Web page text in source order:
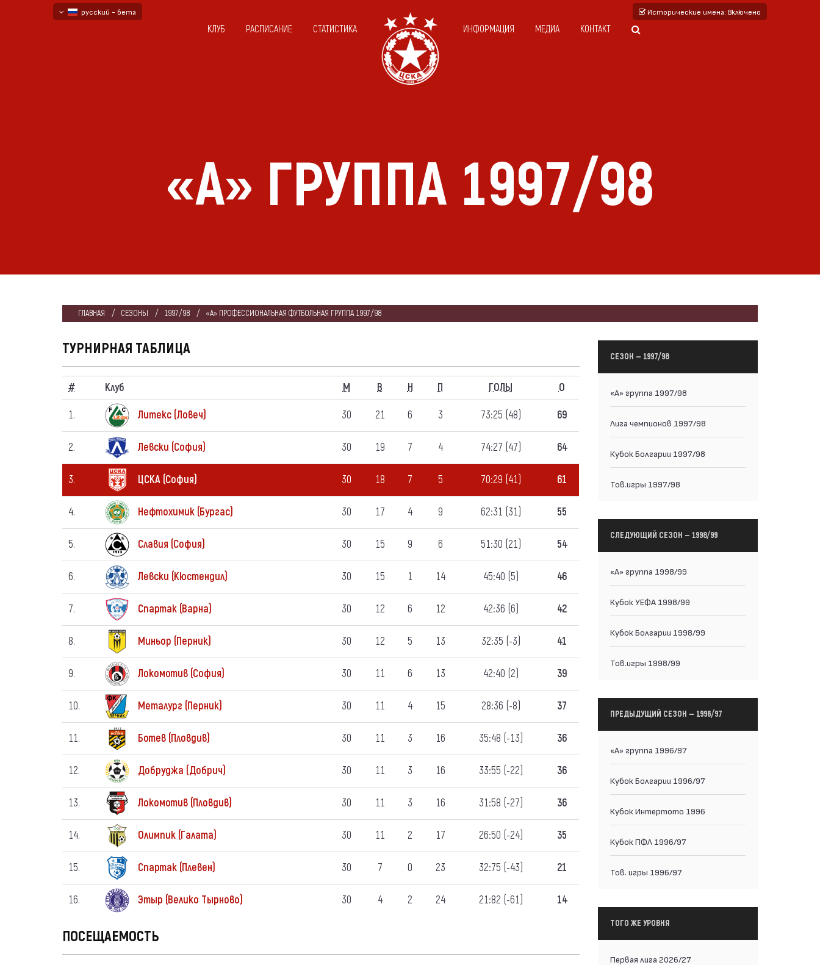
русский - бета
Исторические имена: Включено
КЛУБ РАСПИСАНИЕ СТАТИСТИКА ИНФОРМАЦИЯ МЕДИА КОНТАКТ
«А» ГРУППА 1997/98
ГЛАВНАЯ СЕЗОНЫ 1997/98 «А» ПРОФЕССИОНАЛЬНАЯ ФУТБОЛЬНАЯ ГРУППА 1997/98
ТУРНИРНАЯ ТАБЛИЦА
# Клуб M В Н П ГОЛЫ
О
1.
Литекс (Ловеч) 30 21 6 3 73:25 (48) 69
2. Левски (София) 30 19 7 4 74:27 (47) 64
3. ЦСКА (София) 30 18 7 5 70:29 (41) 61
4. Нефтохимик (Бургас) 30 17 4 9 62:31 (31) 55
5. Славия (София) 30 15 9 6 51:30 (21) 54
6. Левски (Кюстендил) 30 15 1 14 45:40 (5) 46
7. Спартак (Варна) 30 12 6 12 42:36 (6) 42
8. Миньор (Перник) 30 12 5 13 32:35 (-3) 41
9. Локомотив (София) 30 11 6 13 42:40 (2) 39
10. Металург (Перник) 30 11 4 15 28:36 (-8) 37
11. Ботев (Пловдив) 30 11 3 16 35:48 (-13) 36
12. Добруджа (Добрич) 30 11 3 16 33:55 (-22) 36
13. Локомотив (Пловдив) 30 11 3 16 31:58 (-27) 36
14. Олимпик (Галата) 30 11 2 17 26:50 (-24) 35
15. Спартак (Плевен) 30 7 0 23 32:75 (-43) 21
16. Этыр (Велико Тырново) 30 4 2 24 21:82 (-61) 14
ПОСЕЩАЕМОСТЬ
СЕЗОН — 1997/98
«А» группа 1997/98
Лига чемпионов 1997/98
Кубок Болгарии 1997/98
Тов.игры 1997/98
СЛЕДУЮЩИЙ СЕЗОН — 1998/99
«А» группа 1998/99
Кубок УЕФА 1998/99
Кубок Болгарии 1998/99
Тов.игры 1998/99
ПРЕДЫДУЩИЙ СЕЗОН — 1996/97
«А» группа 1996/97
Кубок Болгарии 1996/97
Кубок Интертото 1996
Кубок ПФЛ 1996/97
Тов. игры 1996/97
ТОГО ЖЕ УРОВНЯ
Первая лига 2026/27